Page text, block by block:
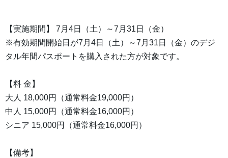
【実施期間】 7月4日（土）～7月31日（金）
※有効期間開始日が7月4日（土）～7月31日（金）のデジ
タル年間パスポートを購入された方が対象です。
【料 金】
大人 18,000円（通常料金19,000円）
中人 15,000円（通常料金16,000円）
シニア 15,000円（通常料金16,000円）
【備考】